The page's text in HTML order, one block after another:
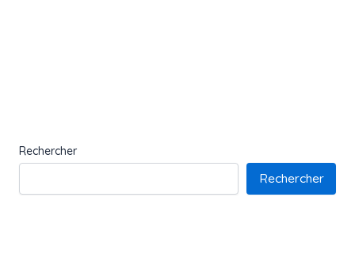
Rechercher
Rechercher